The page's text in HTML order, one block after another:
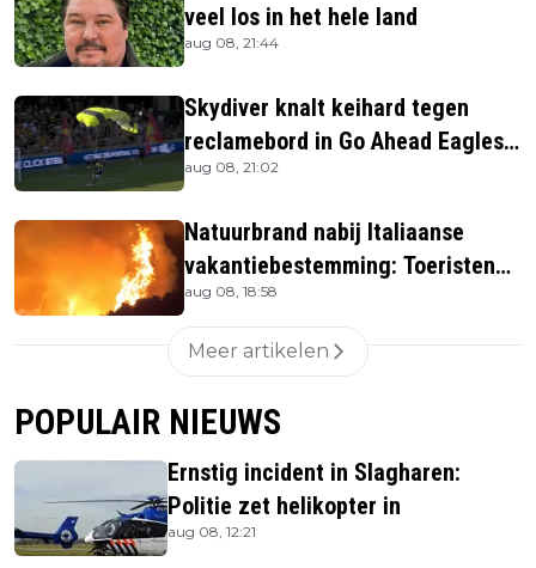
veel los in het hele land
aug 08, 21:44
Skydiver knalt keihard tegen
reclamebord in Go Ahead Eagles-
stadion
aug 08, 21:02
Natuurbrand nabij Italiaanse
vakantiebestemming: Toeristen
uit verblijven gehaald
aug 08, 18:58
Meer artikelen
POPULAIR NIEUWS
Ernstig incident in Slagharen:
Politie zet helikopter in
aug 08, 12:21